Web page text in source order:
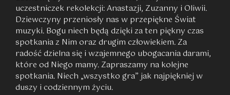
uczestniczek rekolekcji: Anastazji, Zuzanny i Oliwii.
Dziewczyny przeniosły nas w przepiękne Świat
muzyki. Bogu niech będą dzięki za ten piękny czas
spotkania z Nim oraz drugim człowiekiem. Za
radość dzielna się i wzajemnego ubogacania darami,
które od Niego mamy. Zapraszamy na kolejne
spotkania. Niech „wszystko gra” jak najpiękniej w
duszy i codziennym życiu.